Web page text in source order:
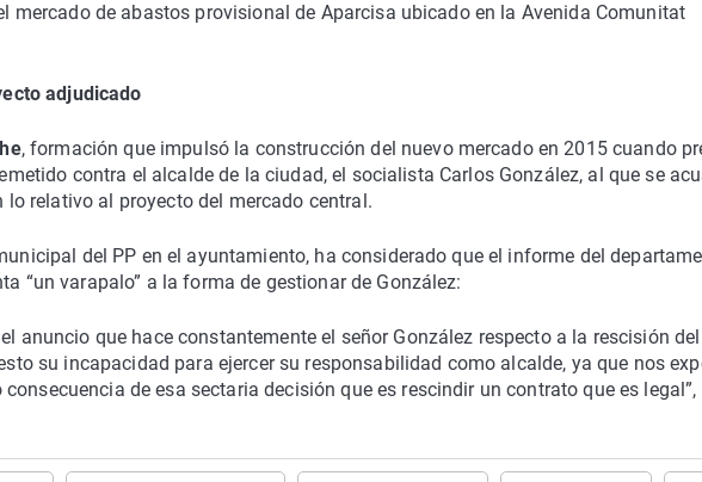
mercado de abastos provisional de Aparcisa ubicado en la Avenida Comunitat
adjudicado
, formación que impulsó la construcción del nuevo mercado en 2015 cuando
contra el alcalde de la ciudad, el socialista Carlos González, al que se
lo relativo al proyecto del mercado central.
del PP en el ayuntamiento, ha considerado que el informe del
“un varapalo” a la forma de gestionar de González:
anuncio que hace constantemente el señor González respecto a la rescisión del
su incapacidad para ejercer su responsabilidad como alcalde, ya que nos
de esa sectaria decisión que es rescindir un contrato que es legal”,